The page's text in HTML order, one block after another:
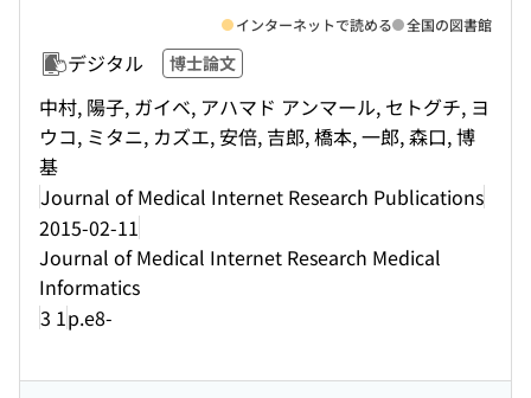
デジタル 博士論文
中村, 陽子, ガイベ, アハマド アンマール, セトグチ, ヨ
ウコ, ミタニ, カズエ, 安倍, 吉郎, 橋本, 一郎, 森口, 博
基
Journal of Medical Internet Research Publications
2015-02-11
Journal of Medical Internet Research Medical
Informatics
3 1p.e8-
インターネットで読める 全国の図書館